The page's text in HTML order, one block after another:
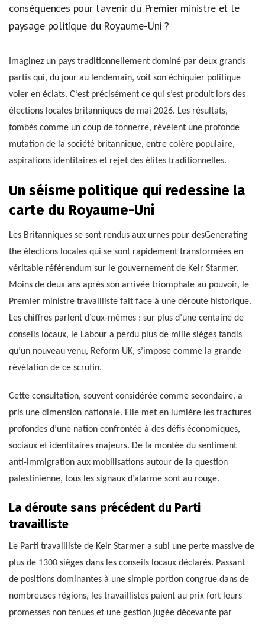
conséquences pour l'avenir du Premier ministre et le
paysage politique du Royaume-Uni ?
Imaginez un pays traditionnellement dominé par deux grands
partis qui, du jour au lendemain, voit son échiquier politique
voler en éclats. C’est précisément ce qui s’est produit lors des
élections locales britanniques de mai 2026. Les résultats,
tombés comme un coup de tonnerre, révèlent une profonde
mutation de la société britannique, entre colère populaire,
aspirations identitaires et rejet des élites traditionnelles.
Un séisme politique qui redessine la
carte du Royaume-Uni
Les Britanniques se sont rendus aux urnes pour desGenerating
the élections locales qui se sont rapidement transformées en
véritable référendum sur le gouvernement de Keir Starmer.
Moins de deux ans après son arrivée triomphale au pouvoir, le
Premier ministre travailliste fait face à une déroute historique.
Les chiffres parlent d’eux-mêmes : sur plus d’une centaine de
conseils locaux, le Labour a perdu plus de mille sièges tandis
qu’un nouveau venu, Reform UK, s’impose comme la grande
révélation de ce scrutin.
Cette consultation, souvent considérée comme secondaire, a
pris une dimension nationale. Elle met en lumière les fractures
profondes d’une nation confrontée à des défis économiques,
sociaux et identitaires majeurs. De la montée du sentiment
anti-immigration aux mobilisations autour de la question
palestinienne, tous les signaux d’alarme sont au rouge.
La déroute sans précédent du Parti
travailliste
Le Parti travailliste de Keir Starmer a subi une perte massive de
plus de 1300 sièges dans les conseils locaux déclarés. Passant
de positions dominantes à une simple portion congrue dans de
nombreuses régions, les travaillistes paient au prix fort leurs
promesses non tenues et une gestion jugée décevante par